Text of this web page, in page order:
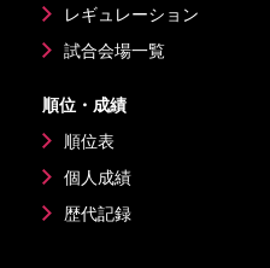
レギュレーション
試合会場一覧
順位・成績
順位表
個人成績
歴代記録